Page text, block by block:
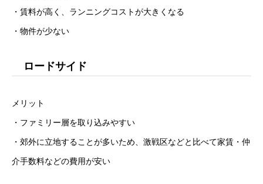
・賃料が高く、ランニングコストが大きくなる
・物件が少ない
ロードサイド
メリット
・ファミリー層を取り込みやすい
・郊外に立地することが多いため、激戦区などと比べて家賃・仲
介手数料などの費用が安い